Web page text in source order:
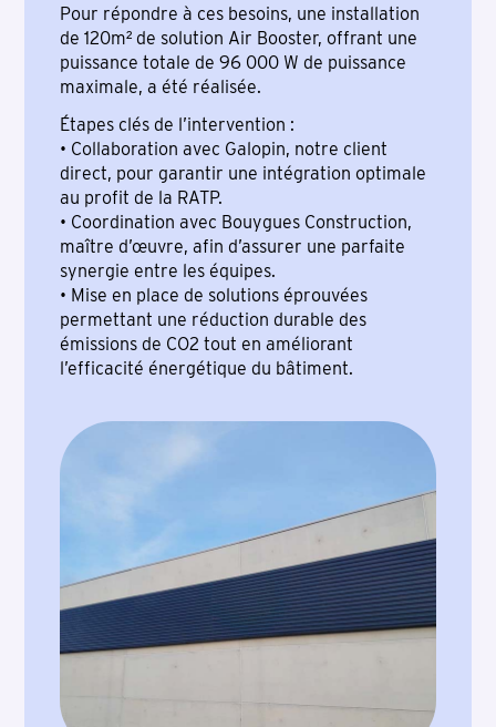
Pour répondre à ces besoins, une installation
de 120m² de solution Air Booster, offrant une
puissance totale de 96 000 W de puissance
maximale, a été réalisée.
Étapes clés de l’intervention :
• Collaboration avec Galopin, notre client
direct, pour garantir une intégration optimale
au profit de la RATP.
• Coordination avec Bouygues Construction,
maître d’œuvre, afin d’assurer une parfaite
synergie entre les équipes.
• Mise en place de solutions éprouvées
permettant une réduction durable des
émissions de CO2 tout en améliorant
l’efficacité énergétique du bâtiment.